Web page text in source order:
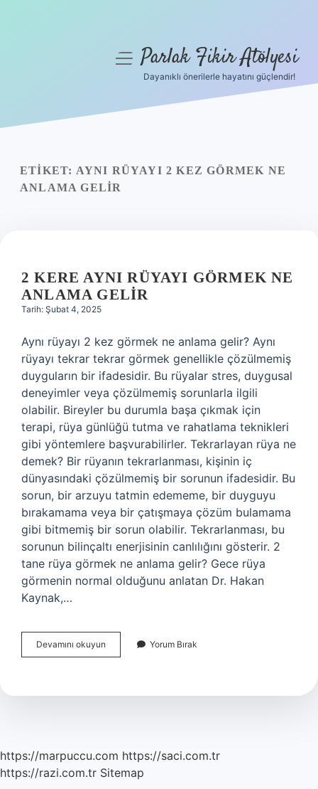
Yasal Uyarı
menüyüParlak Fikir Atölyesi
Dayanıklı önerilerle hayatını güçlendir!
ETIKET: AYNI RÜYAYI 2 KEZ GÖRMEK NE
ANLAMA GELIR
2 KERE AYNI RÜYAYI GÖRMEK NE
ANLAMA GELIR
Tarih: Şubat 4, 2025
Aynı rüyayı 2 kez görmek ne anlama gelir? Aynı
rüyayı tekrar tekrar görmek genellikle çözülmemiş
duyguların bir ifadesidir. Bu rüyalar stres, duygusal
deneyimler veya çözülmemiş sorunlarla ilgili
olabilir. Bireyler bu durumla başa çıkmak için
terapi, rüya günlüğü tutma ve rahatlama teknikleri
gibi yöntemlere başvurabilirler. Tekrarlayan rüya ne
demek? Bir rüyanın tekrarlanması, kişinin iç
dünyasındaki çözülmemiş bir sorunun ifadesidir. Bu
sorun, bir arzuyu tatmin edememe, bir duyguyu
bırakamama veya bir çatışmaya çözüm bulamama
gibi bitmemiş bir sorun olabilir. Tekrarlanması, bu
sorunun bilinçaltı enerjisinin canlılığını gösterir. 2
tane rüya görmek ne anlama gelir? Gece rüya
görmenin normal olduğunu anlatan Dr. Hakan
Kaynak,…
Devamını okuyun
Kere
Görmek
Yorum Bırak
https://marpuccu.com https://saci.com.tr
https://razi.com.tr Sitemap